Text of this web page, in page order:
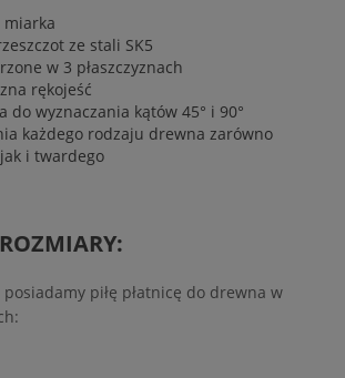
miarka
ze stali SK5
w 3 płaszczyznach
rękojeść
do wyznaczania kątów 45° i 90°
każdego rodzaju drewna zarówno
i twardego
piłę płatnicę do drewna w